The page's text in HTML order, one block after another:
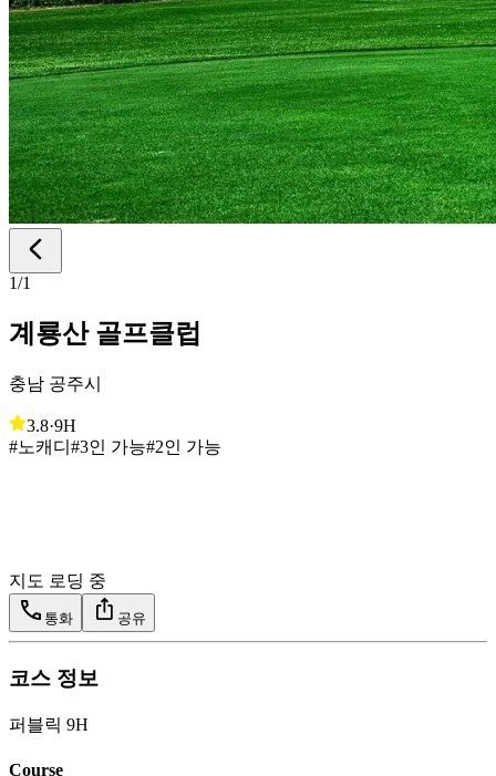
1/1
계룡산 골프클럽
충남 공주시
3.8·9H
#노캐디 #3인 가능#2인 가능
지도 로딩 중
통화 공유
코스 정보
퍼블릭 9H
Course